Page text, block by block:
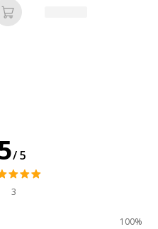
Ajouter au panier
/5
3
100%